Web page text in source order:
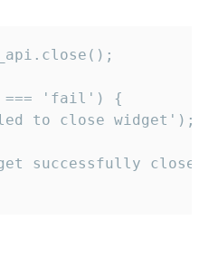
=== 'fail') {
to close widget');
successfully